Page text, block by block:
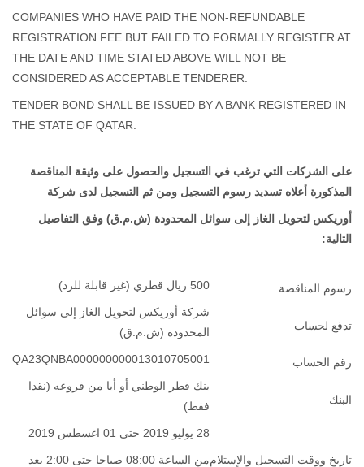
COMPANIES WHO HAVE PAID THE NON-REFUNDABLE
REGISTRATION FEE BUT FAILED TO FORMALLY REGISTER AT
THE DATE AND TIME STATED ABOVE WILL NOT BE
CONSIDERED AS ACCEPTABLE TENDERER.
TENDER BOND SHALL BE ISSUED BY A BANK REGISTERED IN
THE STATE OF QATAR.
على الشركات التي ترغب في التسجيل والحصول على وثيقة المناقصة
المذكورة أعلاه تسديد رسوم التسجيل ومن ثم التسجيل لدى شركة
أوريكس لتحويل الغاز إلى سوائل المحدودة (ش.م.ق) وفق التفاصيل
التالية:
رسوم المناقصة 500 ريال قطري (غير قابلة للرد)
تدفع لحساب
شركة أوريكس لتحويل الغاز إلى سوائل
المحدودة (ش.م.ق)
رقم الحساب QA23QNBA000000000013010705001
البنك
بنك قطر الوطني أو أيا من فروعه (نقدا
فقط)
تاريخ ووقت التسجيل والإستلام
28 يوليو 2019 حتى 01 اغسطس 2019
من الساعة 08:00 صباحا حتى 2:00 بعد